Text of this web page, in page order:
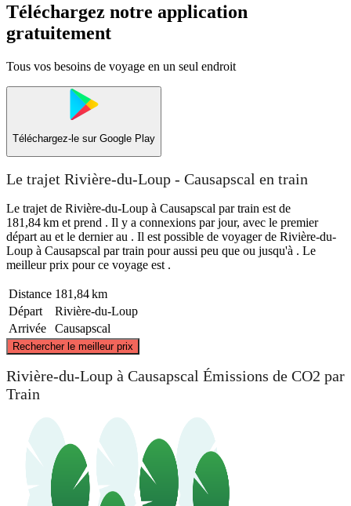
Téléchargez notre application
gratuitement
Tous vos besoins de voyage en un seul endroit
Téléchargez-le sur Google Play
Le trajet Rivière-du-Loup - Causapscal en train
Le trajet de Rivière-du-Loup à Causapscal par train est de
181,84 km et prend . Il y a connexions par jour, avec le premier
départ au et le dernier au . Il est possible de voyager de Rivière-du-
Loup à Causapscal par train pour aussi peu que ou jusqu'à . Le
meilleur prix pour ce voyage est .
Distance 181,84 km
Départ
Rivière-du-Loup
Arrivée
Causapscal
Rechercher le meilleur prix
Rivière-du-Loup
Rivière-du-Loup à Causapscal Émissions de CO2 par
Train